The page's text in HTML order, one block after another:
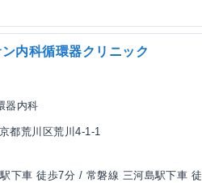
内科循環器クリニック
器内科
都荒川区荒川4-1-1
下車 徒歩7分 / 常磐線 三河島駅下車 徒